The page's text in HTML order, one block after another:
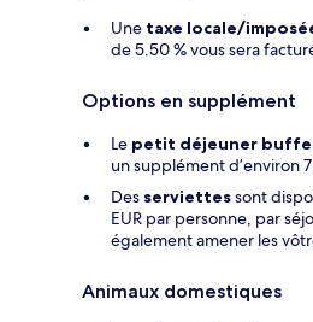
Une taxe locale/
de 5.50 % vous sera
Options en supplément
Le petit déjeuner
un supplément d’environ
Des serviettessont
EUR par personne, par
également amener les
Animaux domestiques